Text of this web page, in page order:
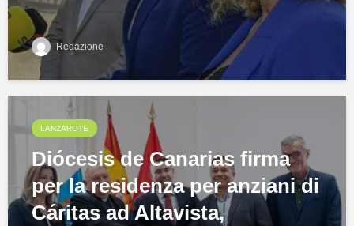
Redazione
LANZAROTE
Diócesis de Canarias firma
per la residenza per anziani di
Cáritas ad Altavista,